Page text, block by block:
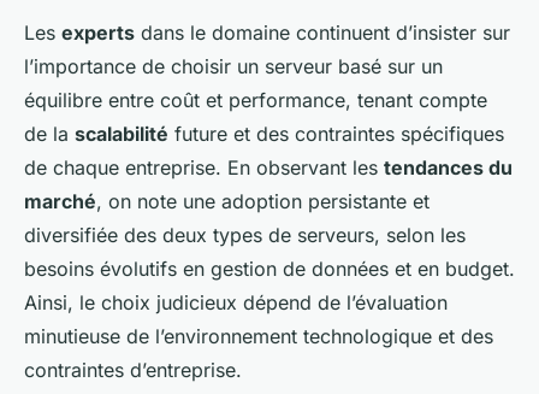
Les experts dans le domaine continuent d’insister sur
l’importance de choisir un serveur basé sur un
équilibre entre coût et performance, tenant compte
de la scalabilité future et des contraintes spécifiques
de chaque entreprise. En observant les tendances du
marché, on note une adoption persistante et
diversifiée des deux types de serveurs, selon les
besoins évolutifs en gestion de données et en budget.
Ainsi, le choix judicieux dépend de l’évaluation
minutieuse de l’environnement technologique et des
contraintes d’entreprise.